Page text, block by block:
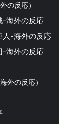
の反応）
-海外の反応
人-海外の反応
-海外の反応
外の反応）